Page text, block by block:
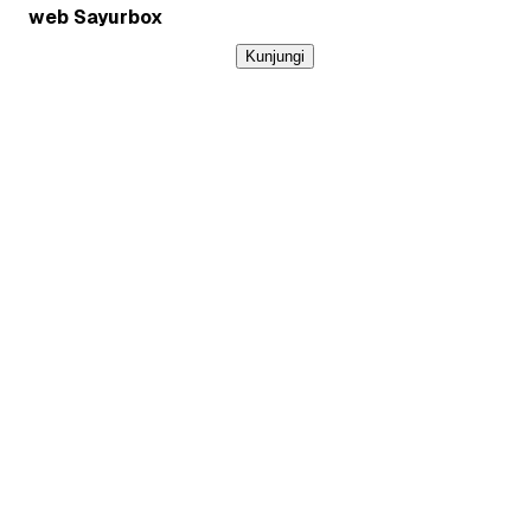
web Sayurbox